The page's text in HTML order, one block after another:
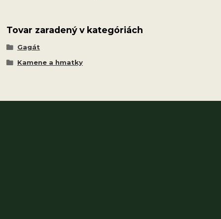
Tovar zaradený v kategóriách
Gagát
Kamene a hmatky